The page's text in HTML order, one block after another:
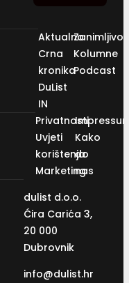
Aktualno
Crna
kronika
DuList
IN
Kolumne
Podcast
Privatnosti
Uvjeti
korištenja
Marketing
Kako
do
nas
dulist d.o.o.
Ćira Carića 3,
20 000
Dubrovnik
info@dulist.hr